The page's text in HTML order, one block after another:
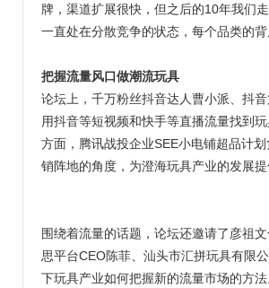
牌，渠道扩展很快，但之后的10年我们
一直处在分散竞争的状态，每个品类的
把握流量风口做潮流玩具
论坛上，千万粉丝抖音达人曹小派、抖
用抖音等短视频和快手等直播流量找到
方面，腾讯战投企业SEE小电铺超品计
销阵地的角度，为澄海玩具产业的发展提
围绕着流量的话题，论坛还邀请了彦祖
思平台CEO陈菲、汕头市汇拼玩具有限
下玩具产业如何把握新的流量市场的方法